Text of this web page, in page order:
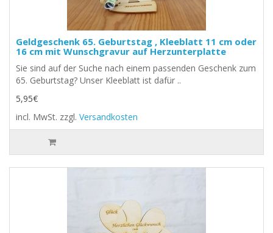
Geldgeschenk 65. Geburtstag , Kleeblatt 11 cm oder
16 cm mit Wunschgravur auf Herzunterplatte
Sie sind auf der Suche nach einem passenden Geschenk zum
65. Geburtstag? Unser Kleeblatt ist dafür ..
5,95€
incl. MwSt. zzgl. Versandkosten